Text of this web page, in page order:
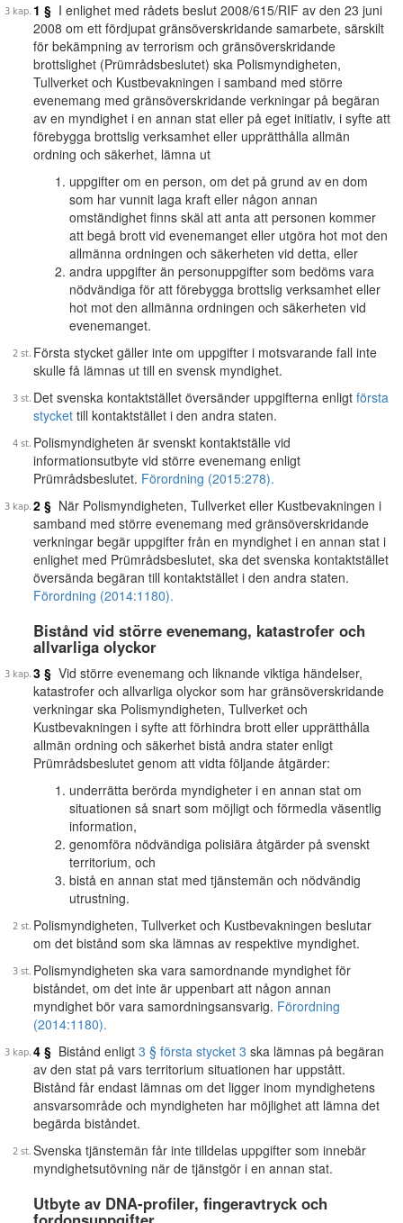
1 § I enlighet med rådets beslut 2008/615/RIF av den 23 juni
2008 om ett fördjupat gränsöverskridande samarbete, särskilt
för bekämpning av terrorism och gränsöverskridande
brottslighet (Prümrådsbeslutet) ska Polismyndigheten,
Tullverket och Kustbevakningen i samband med större
evenemang med gränsöverskridande verkningar på begäran
av en myndighet i en annan stat eller på eget initiativ, i syfte att
förebygga brottslig verksamhet eller upprätthålla allmän
ordning och säkerhet, lämna ut
uppgifter om en person, om det på grund av en dom
som har vunnit laga kraft eller någon annan
omständighet finns skäl att anta att personen kommer
att begå brott vid evenemanget eller utgöra hot mot den
allmänna ordningen och säkerheten vid detta, eller
andra uppgifter än personuppgifter som bedöms vara
nödvändiga för att förebygga brottslig verksamhet eller
hot mot den allmänna ordningen och säkerheten vid
evenemanget.
Första stycket gäller inte om uppgifter i motsvarande fall inte
skulle få lämnas ut till en svensk myndighet.
Det svenska kontaktstället översänder uppgifterna enligt första
stycket till kontaktstället i den andra staten.
Polismyndigheten är svenskt kontaktställe vid
informationsutbyte vid större evenemang enligt
Prümrådsbeslutet. Förordning (2015:278).
2 § När Polismyndigheten, Tullverket eller Kustbevakningen i
samband med större evenemang med gränsöverskridande
verkningar begär uppgifter från en myndighet i en annan stat i
enlighet med Prümrådsbeslutet, ska det svenska kontaktstället
översända begäran till kontaktstället i den andra staten.
Förordning (2014:1180).
Bistånd vid större evenemang, katastrofer och
allvarliga olyckor
3 § Vid större evenemang och liknande viktiga händelser,
katastrofer och allvarliga olyckor som har gränsöverskridande
verkningar ska Polismyndigheten, Tullverket och
Kustbevakningen i syfte att förhindra brott eller upprätthålla
allmän ordning och säkerhet bistå andra stater enligt
Prümrådsbeslutet genom att vidta följande åtgärder:
underrätta berörda myndigheter i en annan stat om
situationen så snart som möjligt och förmedla väsentlig
information,
genomföra nödvändiga polisiära åtgärder på svenskt
territorium, och
bistå en annan stat med tjänstemän och nödvändig
utrustning.
Polismyndigheten, Tullverket och Kustbevakningen beslutar
om det bistånd som ska lämnas av respektive myndighet.
Polismyndigheten ska vara samordnande myndighet för
biståndet, om det inte är uppenbart att någon annan
myndighet bör vara samordningsansvarig. Förordning
(2014:1180).
4 § Bistånd enligt 3 § första stycket 3 ska lämnas på begäran
av den stat på vars territorium situationen har uppstått.
Bistånd får endast lämnas om det ligger inom myndighetens
ansvarsområde och myndigheten har möjlighet att lämna det
begärda biståndet.
Svenska tjänstemän får inte tilldelas uppgifter som innebär
myndighetsutövning när de tjänstgör i en annan stat.
Utbyte av DNA-profiler, fingeravtryck och